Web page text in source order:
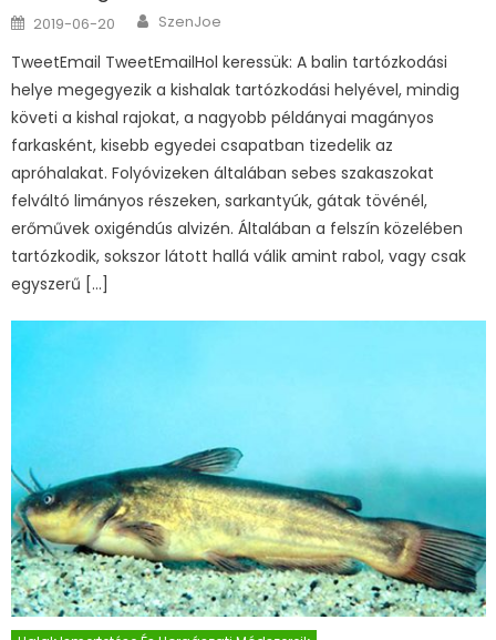
Posted on
2019-06-20 Author
SzenJoe
TweetEmail TweetEmailHol keressük: A balin tartózkodási
helye megegyezik a kishalak tartózkodási helyével, mindig
követi a kishal rajokat, a nagyobb példányai magányos
farkasként, kisebb egyedei csapatban tizedelik az
apróhalakat. Folyóvizeken általában sebes szakaszokat
felváltó limányos részeken, sarkantyúk, gátak tövénél,
erőművek oxigéndús alvizén. Általában a felszín közelében
tartózkodik, sokszor látott hallá válik amint rabol, vagy csak
egyszerű […]